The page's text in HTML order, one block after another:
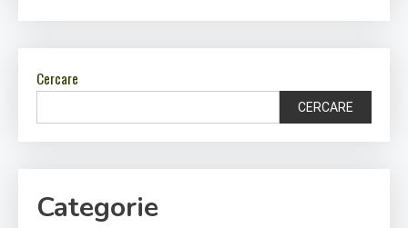
Cercare
CERCARE
Categorie